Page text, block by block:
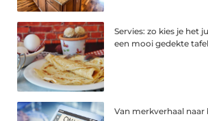
Servies: zo kies je het
een mooi gedekte tafel
Van merkverhaal naar